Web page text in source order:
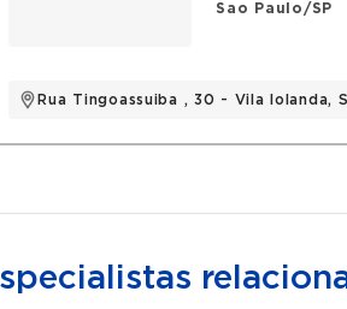
Sao Paulo/SP
Rua Tingoassuiba , 30 - Vila Iolanda,